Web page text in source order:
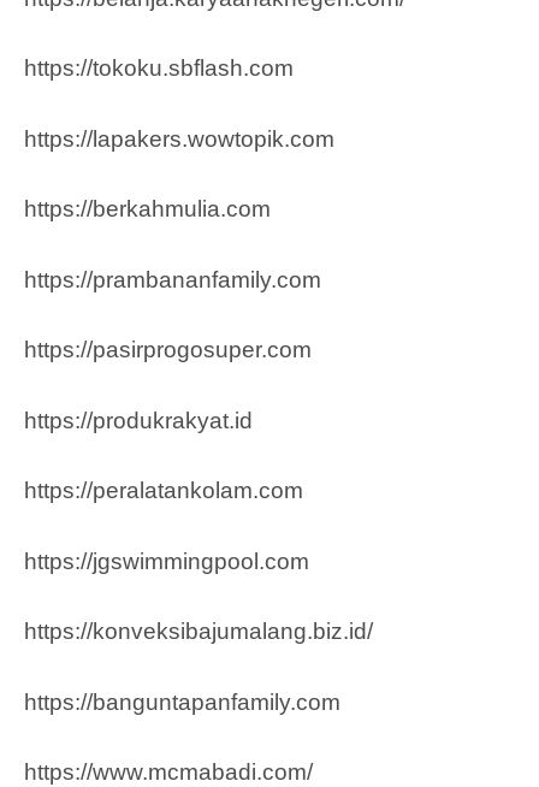
https://tokoku.sbflash.com
https://lapakers.wowtopik.com
https://berkahmulia.com
https://prambananfamily.com
https://pasirprogosuper.com
https://produkrakyat.id
https://peralatankolam.com
https://jgswimmingpool.com
https://konveksibajumalang.biz.id/
https://banguntapanfamily.com
https://www.mcmabadi.com/